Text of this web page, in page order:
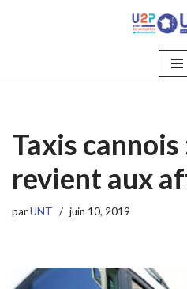
Taxis
revient aux
parUNT juin 10, 2019